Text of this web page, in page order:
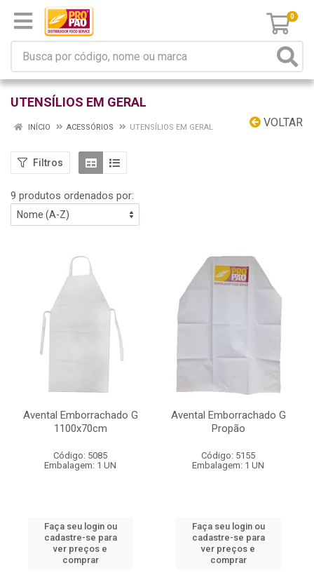
0
UTENSÍLIOS EM GERAL
VOLTAR
INÍCIO ACESSÓRIOS UTENSÍLIOS EM GERAL
Filtros
9 produtos ordenados por:
Avental Emborrachado G
1100x70cm
Código: 5085
Embalagem: 1 UN
Faça seu login ou
cadastre-se para
ver preços e
comprar
Avental Emborrachado G
Propão
Código: 5155
Embalagem: 1 UN
Faça seu login ou
cadastre-se para
ver preços e
comprar